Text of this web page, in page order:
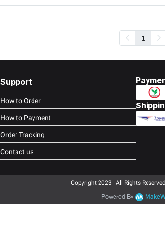
1
Support
How to Order
How to Payment
Order Tracking
Contact us
Copyright 2023 | All Rights
Powered By